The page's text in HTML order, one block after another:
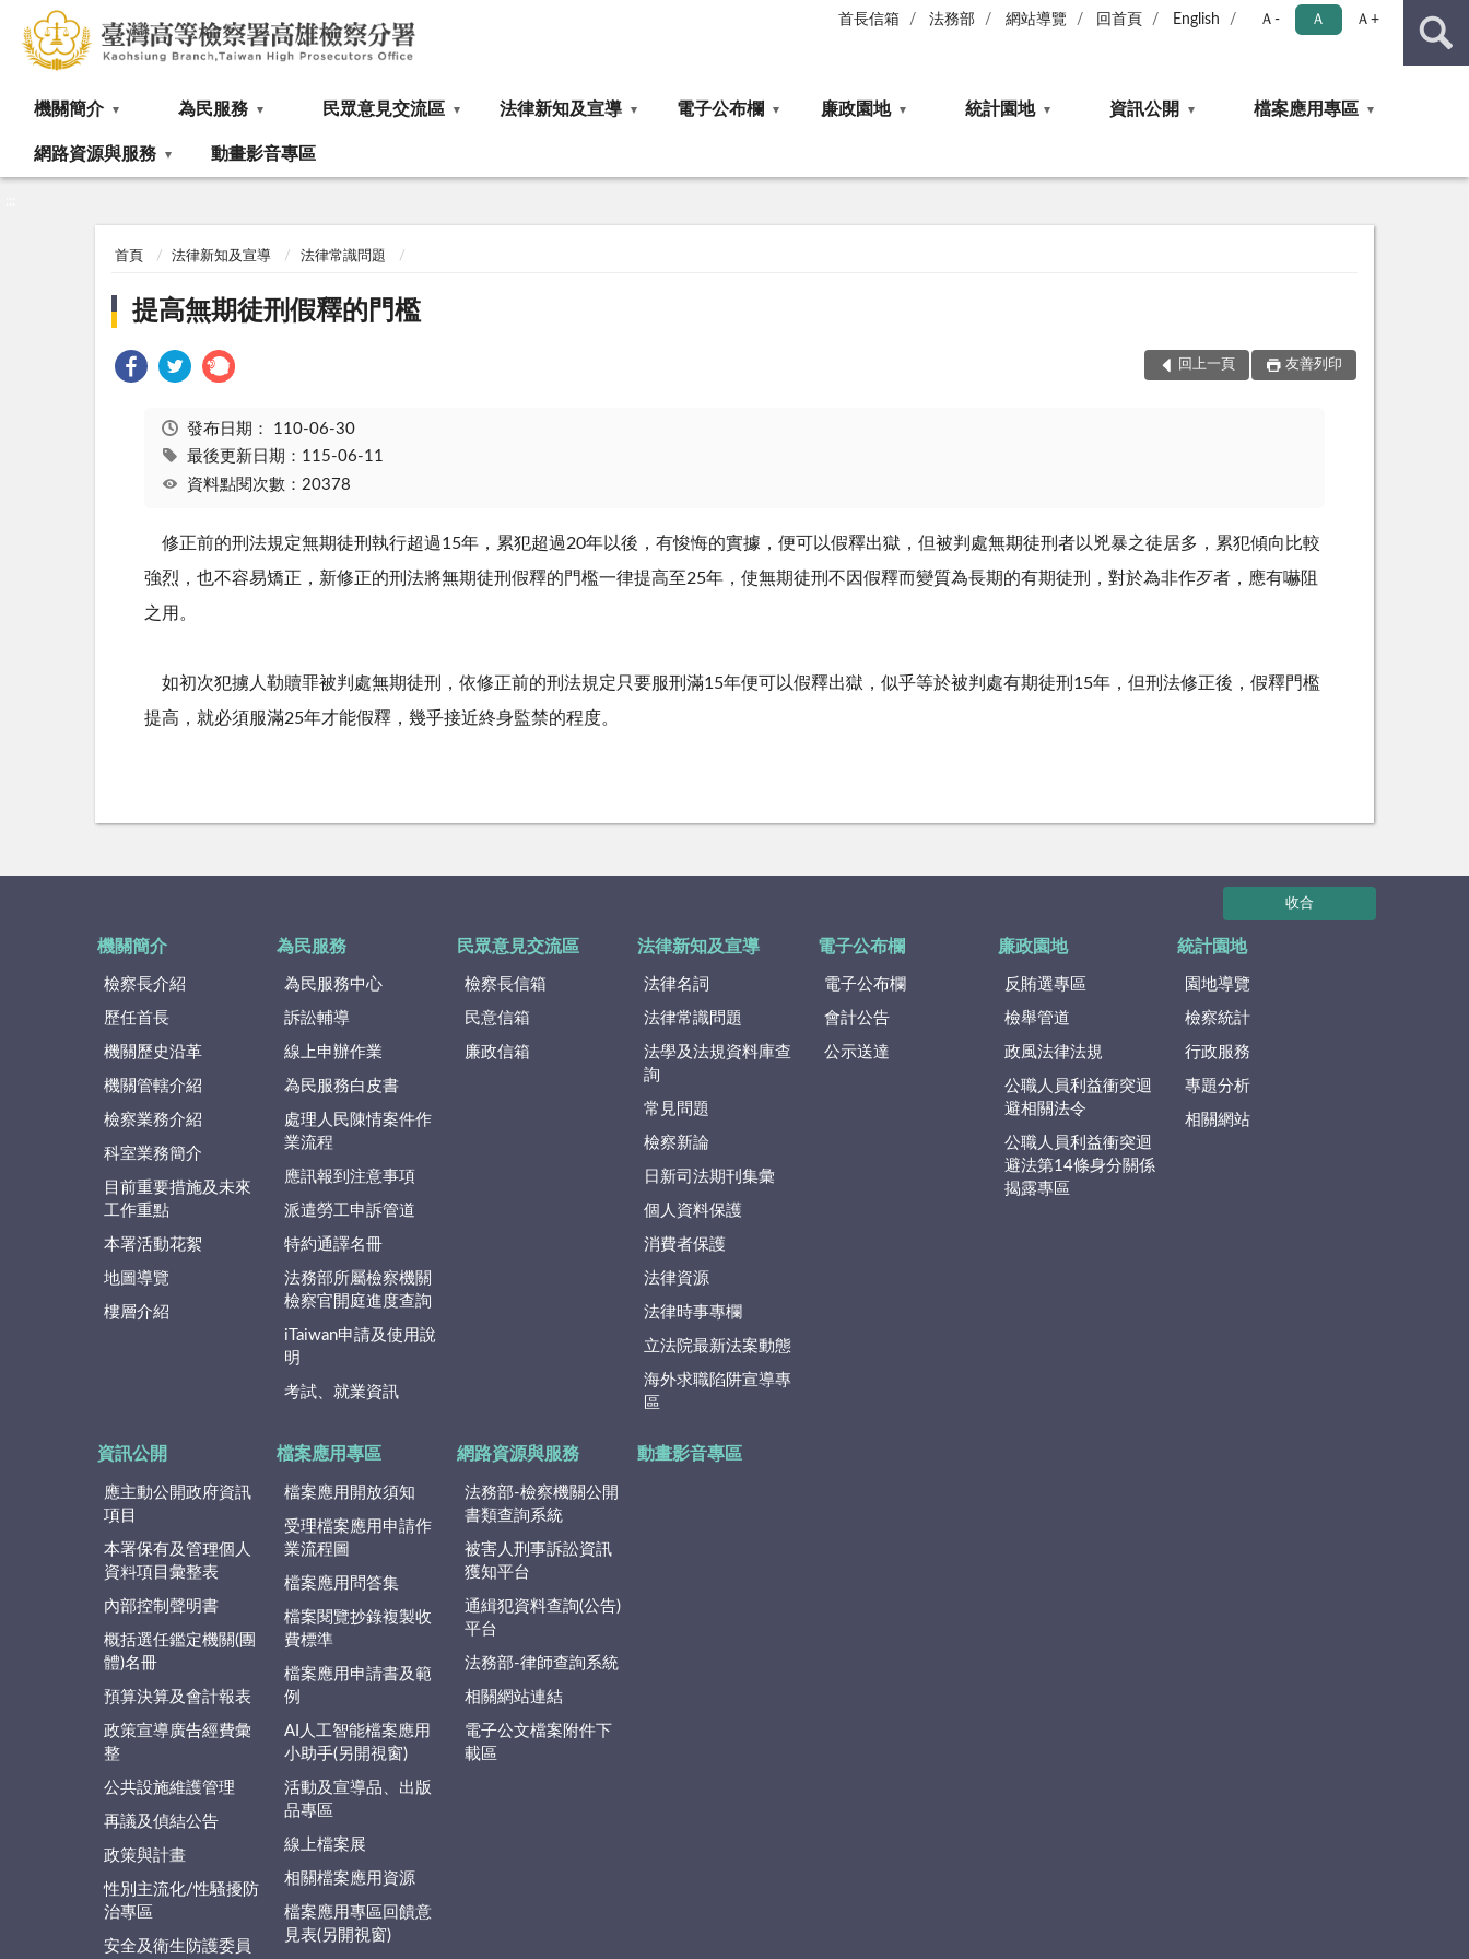
首長信箱 法務部 網站導覽 回首頁 English Ａ- Ａ Ａ+
機關簡介 為民服務 民眾意見交流區 法律新知及宣導 電子公布欄 廉政園地 統計園地 資訊公開 檔案應用專區
網路資源與服務 動畫影音專區
首頁 法律新知及宣導 法律常識問題
提高無期徒刑假釋的門檻
回上一頁 友善列印
發布日期： 110-06-30
最後更新日期：115-06-11
資料點閱次數：20378
修正前的刑法規定無期徒刑執行超過15年，累犯超過20年以後，有悛悔的實據，便可以假釋出獄，但被判處無期徒刑者以兇暴之徒居多，累犯傾向比較
強烈，也不容易矯正，新修正的刑法將無期徒刑假釋的門檻一律提高至25年，使無期徒刑不因假釋而變質為長期的有期徒刑，對於為非作歹者，應有嚇阻
之用。
如初次犯擄人勒贖罪被判處無期徒刑，依修正前的刑法規定只要服刑滿15年便可以假釋出獄，似乎等於被判處有期徒刑15年，但刑法修正後，假釋門檻
提高，就必須服滿25年才能假釋，幾乎接近終身監禁的程度。
收合
機關簡介
檢察長介紹
歷任首長
機關歷史沿革
機關管轄介紹
檢察業務介紹
科室業務簡介
目前重要措施及未來
工作重點
本署活動花絮
地圖導覽
樓層介紹
為民服務
為民服務中心
訴訟輔導
線上申辦作業
為民服務白皮書
處理人民陳情案件作
業流程
應訊報到注意事項
派遣勞工申訴管道
特約通譯名冊
法務部所屬檢察機關
檢察官開庭進度查詢
iTaiwan申請及使用說
明
考試、就業資訊
民眾意見交流區
檢察長信箱
民意信箱
廉政信箱
法律新知及宣導
法律名詞
法律常識問題
法學及法規資料庫查
詢
常見問題
檢察新論
日新司法期刊集彙
個人資料保護
消費者保護
法律資源
法律時事專欄
立法院最新法案動態
海外求職陷阱宣導專
區
電子公布欄
電子公布欄
會計公告
公示送達
廉政園地
反賄選專區
檢舉管道
政風法律法規
公職人員利益衝突迴
避相關法令
公職人員利益衝突迴
避法第14條身分關係
揭露專區
統計園地
園地導覽
檢察統計
行政服務
專題分析
相關網站
資訊公開
應主動公開政府資訊
項目
本署保有及管理個人
資料項目彙整表
內部控制聲明書
概括選任鑑定機關(團
體)名冊
預算決算及會計報表
政策宣導廣告經費彙
整
公共設施維護管理
再議及偵結公告
政策與計畫
性別主流化/性騷擾防
治專區
安全及衛生防護委員
檔案應用專區
檔案應用開放須知
受理檔案應用申請作
業流程圖
檔案應用問答集
檔案閱覽抄錄複製收
費標準
檔案應用申請書及範
例
AI人工智能檔案應用
小助手(另開視窗)
活動及宣導品、出版
品專區
線上檔案展
相關檔案應用資源
檔案應用專區回饋意
見表(另開視窗)
網路資源與服務
法務部-檢察機關公開
書類查詢系統
被害人刑事訴訟資訊
獲知平台
通緝犯資料查詢(公告)
平台
法務部-律師查詢系統
相關網站連結
電子公文檔案附件下
載區
動畫影音專區